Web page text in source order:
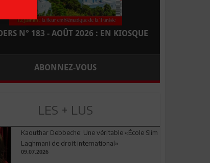
N° 183 - AOÛT 2026 : EN KIOSQUE
ABONNEZ-VOUS
LES + LUS
Kaouthar Debbeche: Une véritable «École Slim
Laghmani de droit international»
09.07.2026